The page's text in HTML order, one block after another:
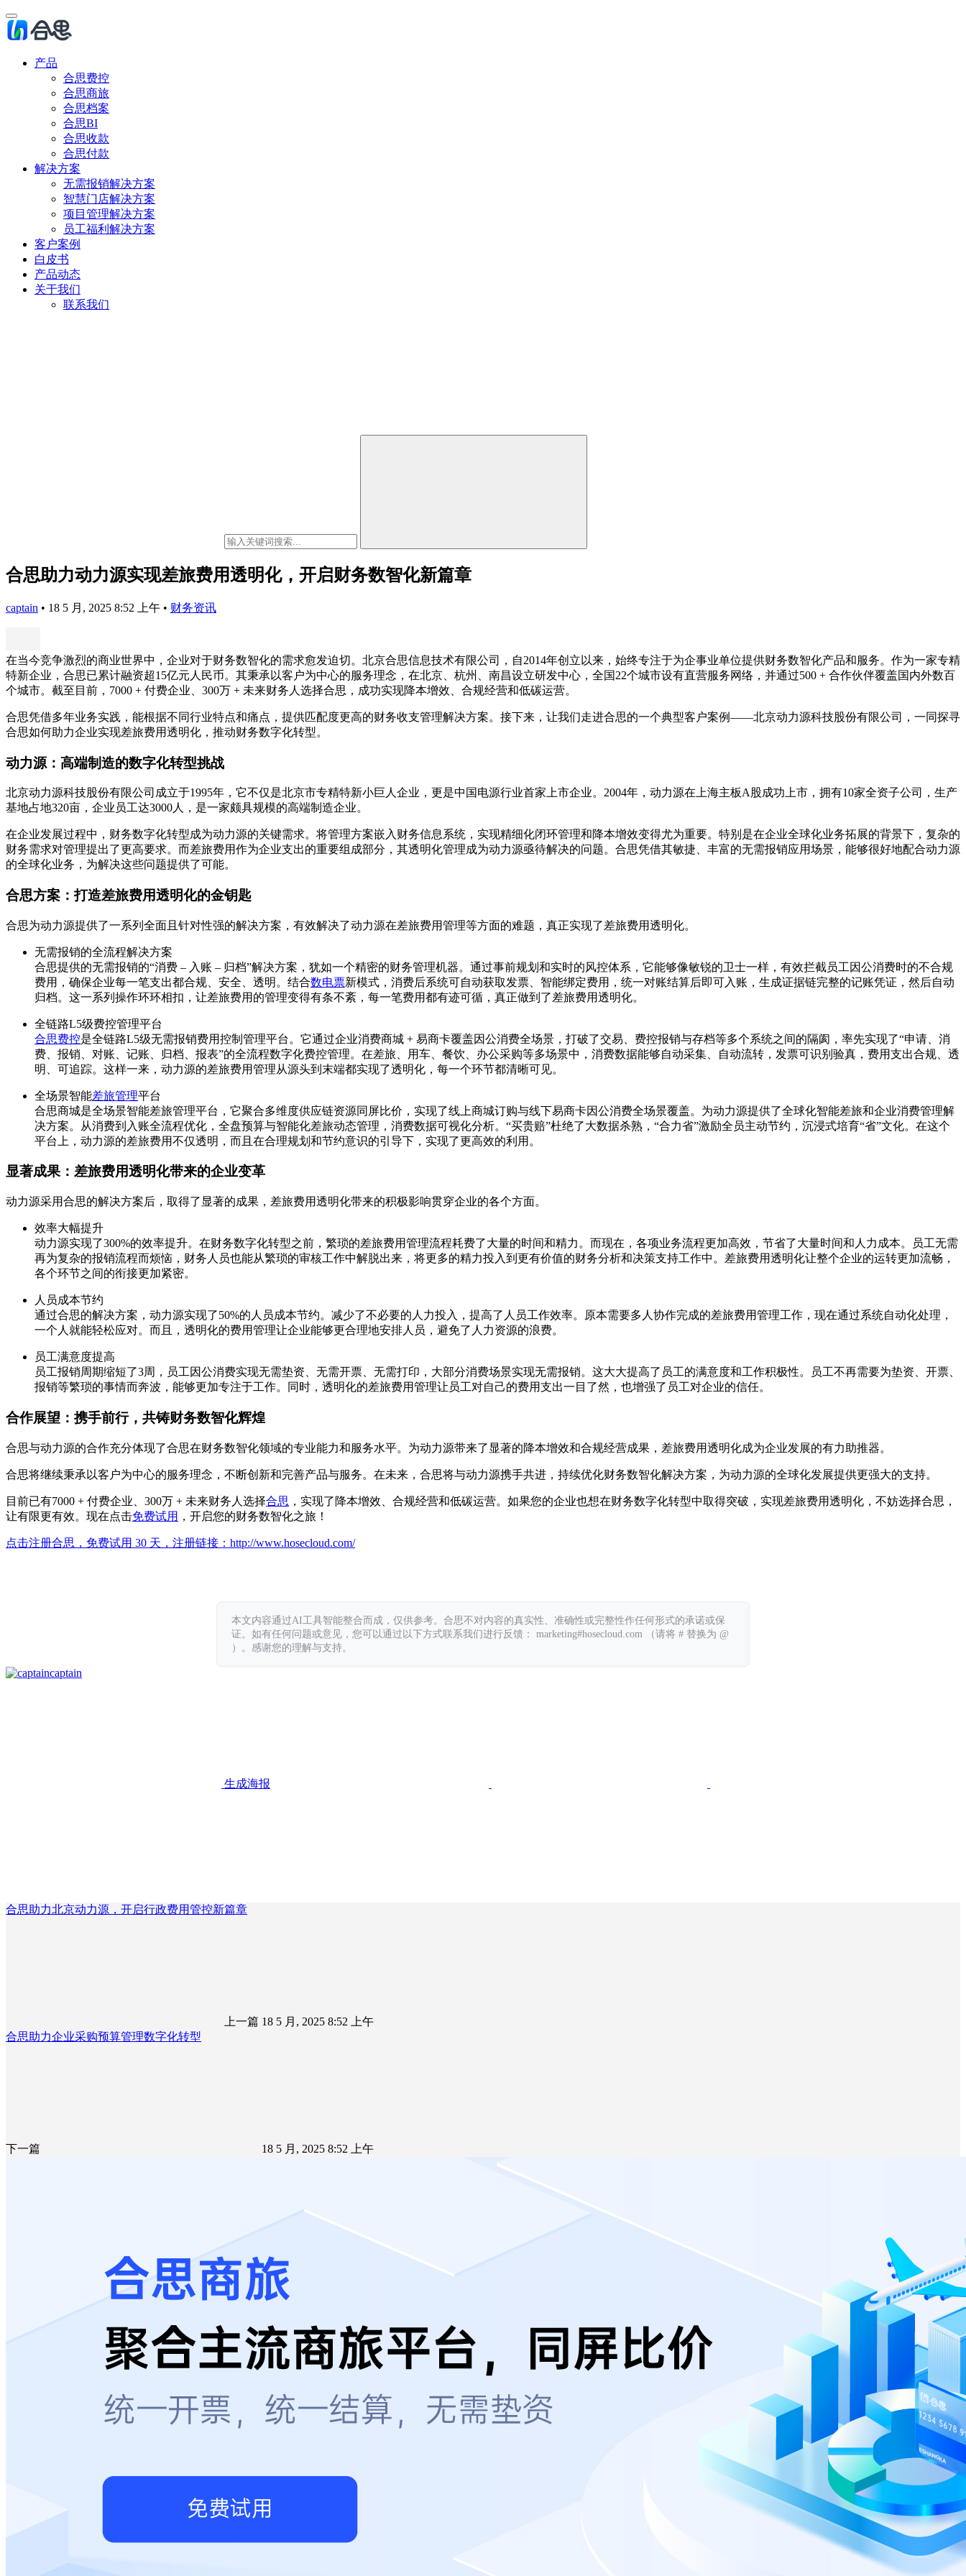
产品
合思费控
合思商旅
合思档案
合思BI
合思收款
合思付款
解决方案
无需报销解决方案
智慧门店解决方案
项目管理解决方案
员工福利解决方案
客户案例
白皮书
产品动态
关于我们
联系我们
合思助力动力源实现差旅费用透明化，开启财务数智化新篇章
captain • 18 5 月, 2025 8:52 上午 • 财务资讯
在当今竞争激烈的商业世界中，企业对于财务数智化的需求愈发迫切。北京合思信息技术有限公司，自2014年创立以来，始终专注于为企事业单位提供财务数智化产品和服务。作为一家专精
特新企业，合思已累计融资超15亿元人民币。其秉承以客户为中心的服务理念，在北京、杭州、南昌设立研发中心，全国22个城市设有直营服务网络，并通过500 + 合作伙伴覆盖国内外数百
个城市。截至目前，7000 + 付费企业、300万 + 未来财务人选择合思，成功实现降本增效、合规经营和低碳运营。
合思凭借多年业务实践，能根据不同行业特点和痛点，提供匹配度更高的财务收支管理解决方案。接下来，让我们走进合思的一个典型客户案例——北京动力源科技股份有限公司，一同探寻
合思如何助力企业实现差旅费用透明化，推动财务数字化转型。
动力源：高端制造的数字化转型挑战
北京动力源科技股份有限公司成立于1995年，它不仅是北京市专精特新小巨人企业，更是中国电源行业首家上市企业。2004年，动力源在上海主板A股成功上市，拥有10家全资子公司，生产
基地占地320亩，企业员工达3000人，是一家颇具规模的高端制造企业。
在企业发展过程中，财务数字化转型成为动力源的关键需求。将管理方案嵌入财务信息系统，实现精细化闭环管理和降本增效变得尤为重要。特别是在企业全球化业务拓展的背景下，复杂的
财务需求对管理提出了更高要求。而差旅费用作为企业支出的重要组成部分，其透明化管理成为动力源亟待解决的问题。合思凭借其敏捷、丰富的无需报销应用场景，能够很好地配合动力源
的全球化业务，为解决这些问题提供了可能。
合思方案：打造差旅费用透明化的金钥匙
合思为动力源提供了一系列全面且针对性强的解决方案，有效解决了动力源在差旅费用管理等方面的难题，真正实现了差旅费用透明化。
无需报销的全流程解决方案
合思提供的无需报销的“消费 – 入账 – 归档”解决方案，犹如一个精密的财务管理机器。通过事前规划和实时的风控体系，它能够像敏锐的卫士一样，有效拦截员工因公消费时的不合规
费用，确保企业每一笔支出都合规、安全、透明。结合数电票新模式，消费后系统可自动获取发票、智能绑定费用，统一对账结算后即可入账，生成证据链完整的记账凭证，然后自动
归档。这一系列操作环环相扣，让差旅费用的管理变得有条不紊，每一笔费用都有迹可循，真正做到了差旅费用透明化。
全链路L5级费控管理平台
合思费控是全链路L5级无需报销费用控制管理平台。它通过企业消费商城 + 易商卡覆盖因公消费全场景，打破了交易、费控报销与存档等多个系统之间的隔阂，率先实现了“申请、消
费、报销、对账、记账、归档、报表”的全流程数字化费控管理。在差旅、用车、餐饮、办公采购等多场景中，消费数据能够自动采集、自动流转，发票可识别验真，费用支出合规、透
明、可追踪。这样一来，动力源的差旅费用管理从源头到末端都实现了透明化，每一个环节都清晰可见。
全场景智能差旅管理平台
合思商城是全场景智能差旅管理平台，它聚合多维度供应链资源同屏比价，实现了线上商城订购与线下易商卡因公消费全场景覆盖。为动力源提供了全球化智能差旅和企业消费管理解
决方案。从消费到入账全流程优化，全盘预算与智能化差旅动态管理，消费数据可视化分析。“买贵赔”杜绝了大数据杀熟，“合力省”激励全员主动节约，沉浸式培育“省”文化。在这个
平台上，动力源的差旅费用不仅透明，而且在合理规划和节约意识的引导下，实现了更高效的利用。
显著成果：差旅费用透明化带来的企业变革
动力源采用合思的解决方案后，取得了显著的成果，差旅费用透明化带来的积极影响贯穿企业的各个方面。
效率大幅提升
动力源实现了300%的效率提升。在财务数字化转型之前，繁琐的差旅费用管理流程耗费了大量的时间和精力。而现在，各项业务流程更加高效，节省了大量时间和人力成本。员工无需
再为复杂的报销流程而烦恼，财务人员也能从繁琐的审核工作中解脱出来，将更多的精力投入到更有价值的财务分析和决策支持工作中。差旅费用透明化让整个企业的运转更加流畅，
各个环节之间的衔接更加紧密。
人员成本节约
通过合思的解决方案，动力源实现了50%的人员成本节约。减少了不必要的人力投入，提高了人员工作效率。原本需要多人协作完成的差旅费用管理工作，现在通过系统自动化处理，
一个人就能轻松应对。而且，透明化的费用管理让企业能够更合理地安排人员，避免了人力资源的浪费。
员工满意度提高
员工报销周期缩短了3周，员工因公消费实现无需垫资、无需开票、无需打印，大部分消费场景实现无需报销。这大大提高了员工的满意度和工作积极性。员工不再需要为垫资、开票、
报销等繁琐的事情而奔波，能够更加专注于工作。同时，透明化的差旅费用管理让员工对自己的费用支出一目了然，也增强了员工对企业的信任。
合作展望：携手前行，共铸财务数智化辉煌
合思与动力源的合作充分体现了合思在财务数智化领域的专业能力和服务水平。为动力源带来了显著的降本增效和合规经营成果，差旅费用透明化成为企业发展的有力助推器。
合思将继续秉承以客户为中心的服务理念，不断创新和完善产品与服务。在未来，合思将与动力源携手共进，持续优化财务数智化解决方案，为动力源的全球化发展提供更强大的支持。
目前已有7000 + 付费企业、300万 + 未来财务人选择合思 ，实现了降本增效、合规经营和低碳运营。如果您的企业也想在财务数字化转型中取得突破，实现差旅费用透明化，不妨选择合思，
让有限更有效。现在点击免费试用 ，开启您的财务数智化之旅！
点击注册合思，免费试用 30 天，注册链接： http://www.hosecloud.com/
本文内容通过AI工具智能整合而成，仅供参考。合思不对内容的真实性、准确性或完整性作任何形式的承诺或保
证。如有任何问题或意见，您可以通过以下方式联系我们进行反馈： marketing#hosecloud.com （请将 # 替换为 @
）。感谢您的理解与支持。
captain
生成海报
合思助力北京动力源，开启行政费用管控新篇章
上一篇 18 5 月, 2025 8:52 上午
合思助力企业采购预算管理数字化转型
下一篇 18 5 月, 2025 8:52 上午